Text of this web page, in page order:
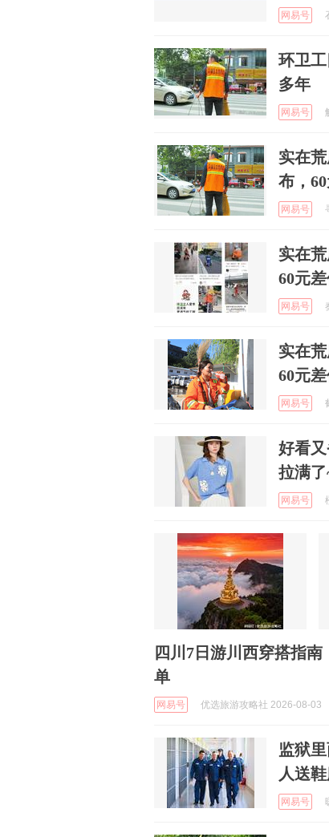
网易号
环卫
多年
网易号
实在
布，
网易号
实在
60元
网易号
实在
60元
网易号
好看
拉满了
网易号
四川7日游川西穿搭指
单
网易号 优选旅游攻略社 2026-08-03
监狱
人送
网易号